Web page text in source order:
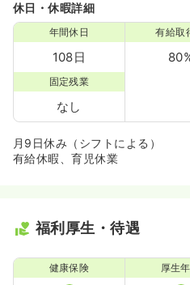
休日・休暇詳細
年間休日
108日
有給取
固定残業
なし
月9日休み（シフトによる）
有給休暇、育児休業
福利厚生・待遇
健康保険 厚生